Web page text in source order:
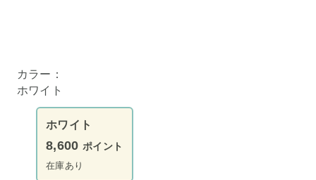
カラー：
ホワイト
ホワイト
8,600 ポイント
在庫あり